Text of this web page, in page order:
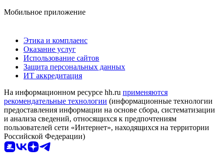
Мобильное приложение
Этика и комплаенс
Оказание услуг
Использование сайтов
Защита персональных данных
ИТ аккредитация
На информационном ресурсе hh.ru применяются
рекомендательные технологии (информационные технологии
предоставления информации на основе сбора, систематизации
и анализа сведений, относящихся к предпочтениям
пользователей сети «Интернет», находящихся на территории
Российской Федерации)